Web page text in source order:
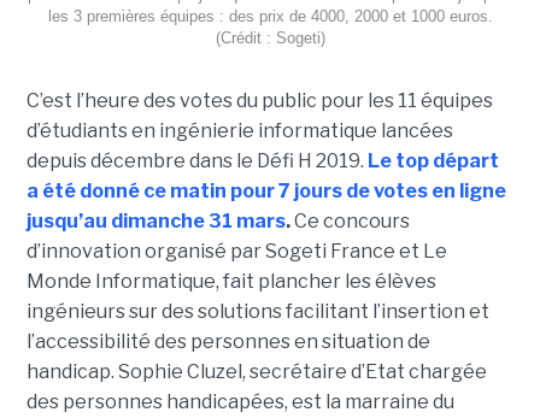
les 3 premières équipes : des prix de 4000, 2000 et 1000 euros.
(Crédit : Sogeti)
C’est l’heure des votes du public pour les 11 équipes
d’étudiants en ingénierie informatique lancées
depuis décembre dans le Défi H 2019. Le top départ
a été donné ce matin pour 7 jours de votes en ligne
jusqu’au dimanche 31 mars.Ce concours
d’innovation organisé par Sogeti France et Le
Monde Informatique, fait plancher les élèves
ingénieurs sur des solutions facilitant l’insertion et
l’accessibilité des personnes en situation de
handicap. Sophie Cluzel, secrétaire d’Etat chargée
des personnes handicapées, est la marraine du